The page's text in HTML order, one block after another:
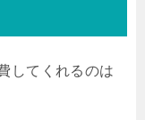
してくれるのは